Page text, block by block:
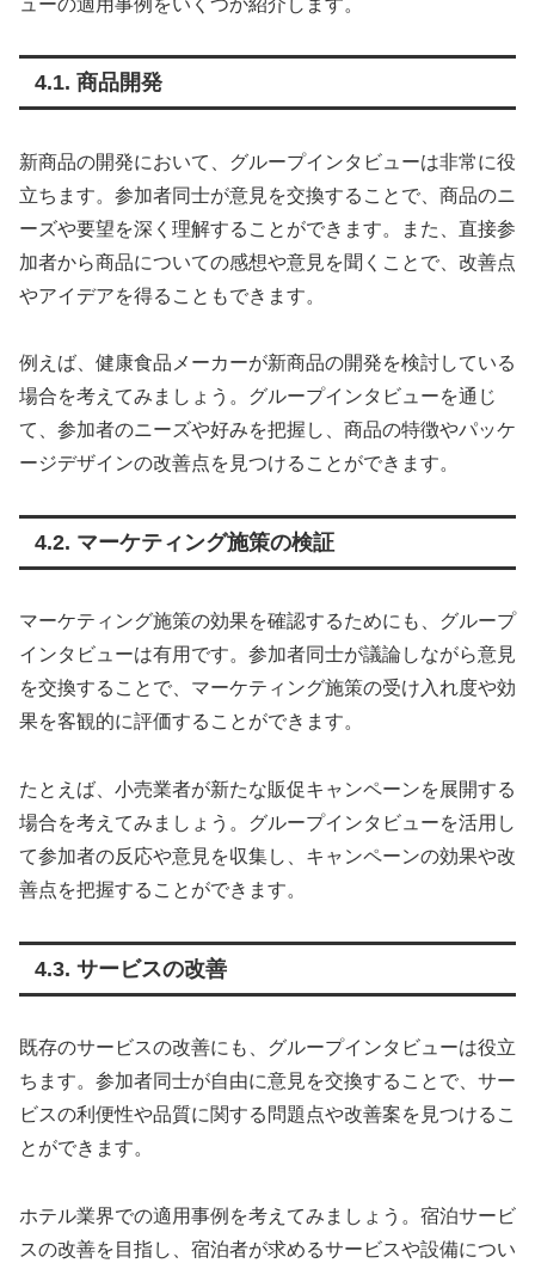
4.1. 商品開発
新商品の開発において、グループインタビューは非常に役
立ちます。参加者同士が意見を交換することで、商品のニ
ーズや要望を深く理解することができます。また、直接参
加者から商品についての感想や意見を聞くことで、改善点
やアイデアを得ることもできます。
例えば、健康食品メーカーが新商品の開発を検討している
場合を考えてみましょう。グループインタビューを通じ
て、参加者のニーズや好みを把握し、商品の特徴やパッケ
ージデザインの改善点を見つけることができます。
4.2. マーケティング施策の検証
マーケティング施策の効果を確認するためにも、グループ
インタビューは有用です。参加者同士が議論しながら意見
を交換することで、マーケティング施策の受け入れ度や効
果を客観的に評価することができます。
たとえば、小売業者が新たな販促キャンペーンを展開する
場合を考えてみましょう。グループインタビューを活用し
て参加者の反応や意見を収集し、キャンペーンの効果や改
善点を把握することができます。
4.3. サービスの改善
既存のサービスの改善にも、グループインタビューは役立
ちます。参加者同士が自由に意見を交換することで、サー
ビスの利便性や品質に関する問題点や改善案を見つけるこ
とができます。
ホテル業界での適用事例を考えてみましょう。宿泊サービ
スの改善を目指し、宿泊者が求めるサービスや設備につい